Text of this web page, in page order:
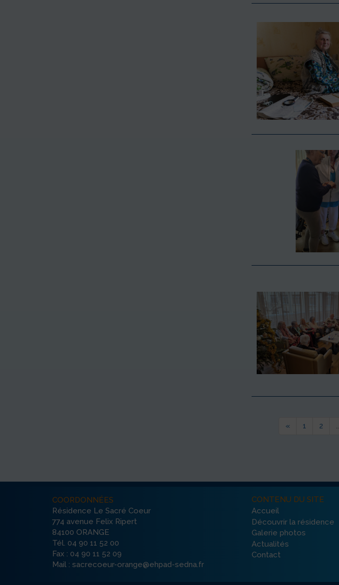
« 1 2
COORDONNÉES
Résidence Le Sacré Coeur
774 avenue Felix Ripert
84100 ORANGE
Tél. 04 90 11 52 00
Fax : 04 90 11 52 09
Mail : sacrecoeur-orange@ehpad-sedna.fr
CONTENU DU SITE
Accueil
Découvrir la résidence
Galerie photos
Actualités
Contact